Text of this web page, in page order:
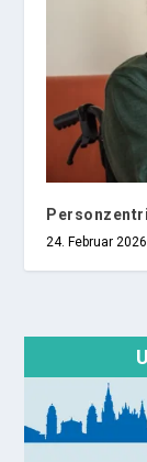
24. Februar 2026